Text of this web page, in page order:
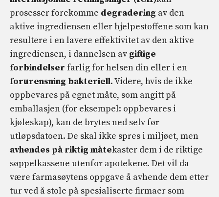
prosesser forekomme degradering av den
aktive ingrediensen eller hjelpestoffene som kan
resultere i en lavere effektivitet av den aktive
ingrediensen, i dannelsen av giftige
forbindelser farlig for helsen din eller i en
forurensning bakteriell. Videre, hvis de ikke
oppbevares på egnet måte, som angitt på
emballasjen (for eksempel: oppbevares i
kjøleskap), kan de brytes ned selv før
utløpsdatoen. De skal ikke spres i miljøet, men
avhendes på riktig måtekaster dem i de riktige
søppelkassene utenfor apotekene. Det vil da
være farmasøytens oppgave å avhende dem etter
tur ved å stole på spesialiserte firmaer som